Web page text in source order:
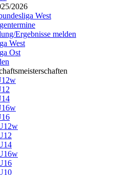
2026
West
Ergebnisse melden
West
Ost